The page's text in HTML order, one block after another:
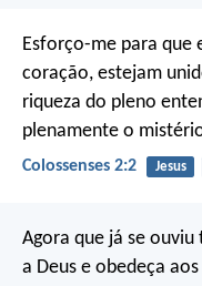
Esforço-me para que
coração, estejam
riqueza do pleno
plenamente o
Colossenses 2:2 Jesus
Agora que já se ouviu
a Deus e obedeça